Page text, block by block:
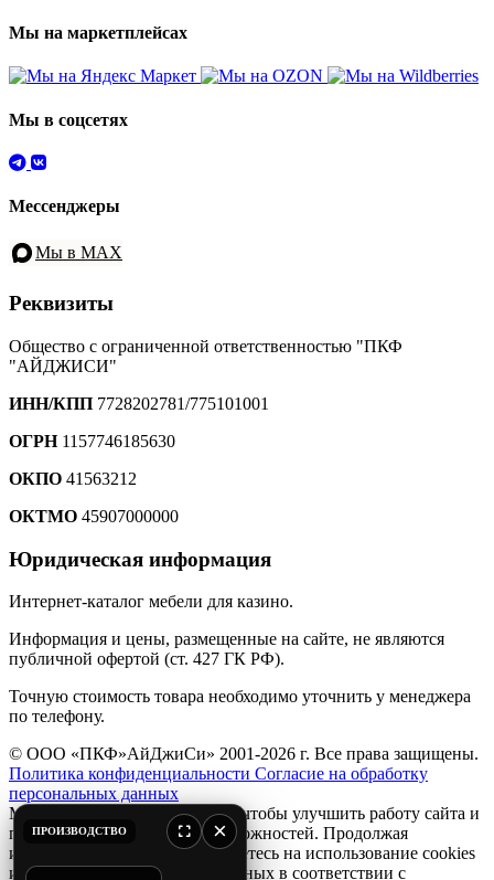
Мы на маркетплейсах
Мы в соцсетях
Мессенджеры
Мы в MAX
Реквизиты
Общество с ограниченной ответственностью "ПКФ
"АЙДЖИСИ"
ИНН/КПП 7728202781/775101001
ОГРН1157746185630
ОКПО 41563212
ОКТМО 45907000000
Юридическая информация
Интернет-каталог мебели для казино.
Информация и цены, размещенные на сайте, не являются
публичной офертой (ст. 427 ГК РФ).
Точную стоимость товара необходимо уточнить у менеджера
по телефону.
© ООО «ПКФ»АйДжиСи» 2001-2026 г. Все права защищены.
Политика конфиденциальности Согласие на обработку
персональных данных
Мы используем файлыcookie , чтобы улучшить работу сайта и
предоставить вам больше возможностей. Продолжая
использовать сайт, вы соглашаетесь на использование cookies
и обработку персональных данных в соответствии с
ПРОИЗВОДСТВО ×